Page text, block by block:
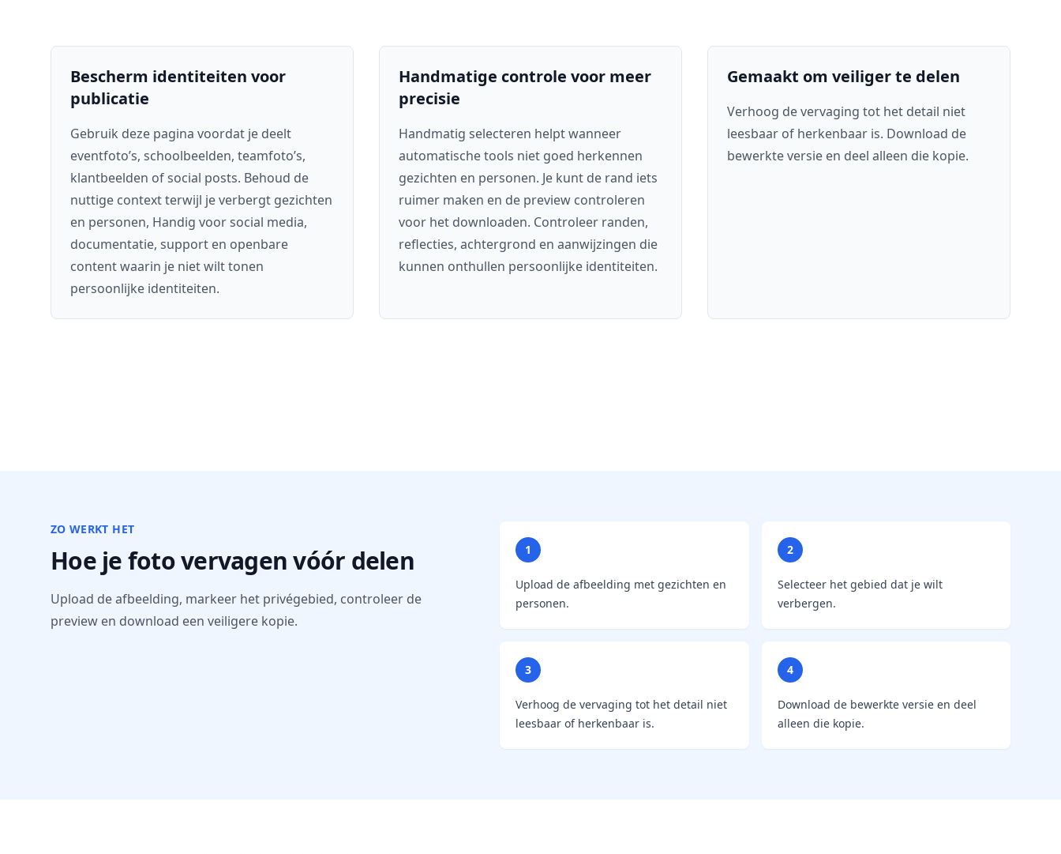
Bescherm identiteiten voor
publicatie
Gebruik deze pagina voordat je deelt
eventfoto’s, schoolbeelden, teamfoto’s,
klantbeelden of social posts. Behoud de
nuttige context terwijl je verbergt gezichten
en personen, Handig voor social media,
documentatie, support en openbare
content waarin je niet wilt tonen
persoonlijke identiteiten.
Handmatige controle voor meer
precisie
Handmatig selecteren helpt wanneer
automatische tools niet goed herkennen
gezichten en personen. Je kunt de rand iets
ruimer maken en de preview controleren
voor het downloaden. Controleer randen,
reflecties, achtergrond en aanwijzingen die
kunnen onthullen persoonlijke identiteiten.
Gemaakt om veiliger te delen
Verhoog de vervaging tot het detail niet
leesbaar of herkenbaar is. Download de
bewerkte versie en deel alleen die kopie.
ZO WERKT HET
Hoe je foto vervagen vóór delen
Upload de afbeelding, markeer het privégebied, controleer de
preview en download een veiligere kopie.
1
Upload de afbeelding met gezichten en
personen.
2
Selecteer het gebied dat je wilt
verbergen.
3
Verhoog de vervaging tot het detail niet
leesbaar of herkenbaar is.
4
Download de bewerkte versie en deel
alleen die kopie.